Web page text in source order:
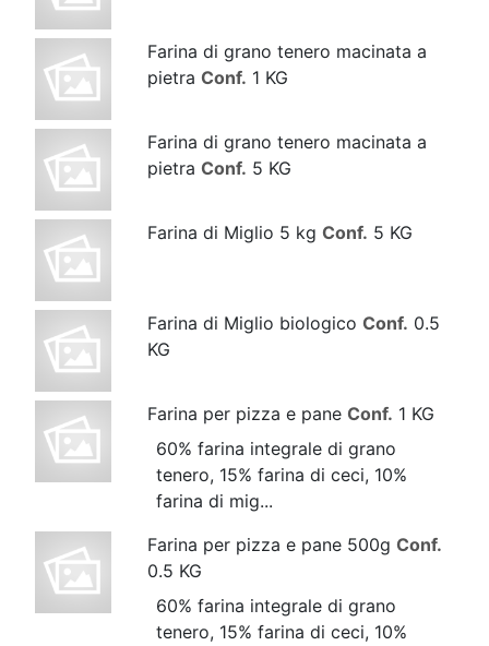
Farina di grano tenero macinata a
pietra Conf. 1 KG
Farina di grano tenero macinata a
pietra Conf. 5 KG
Farina di Miglio 5 kg Conf. 5 KG
Farina di Miglio biologico Conf. 0.5
KG
Farina per pizza e pane Conf. 1 KG
60% farina integrale di grano
tenero, 15% farina di ceci, 10%
farina di mig...
Farina per pizza e pane 500g Conf.
0.5 KG
60% farina integrale di grano
tenero, 15% farina di ceci, 10%